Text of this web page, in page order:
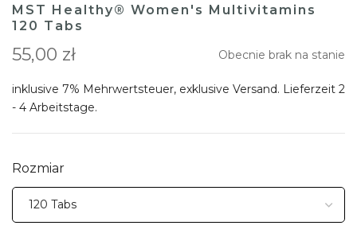
MST Healthy® Women's Multivitamins
120 Tabs
55,00 zł Obecnie brak na stanie
inklusive 7% Mehrwertsteuer, exklusive Versand. Lieferzeit 2
- 4 Arbeitstage.
Rozmiar